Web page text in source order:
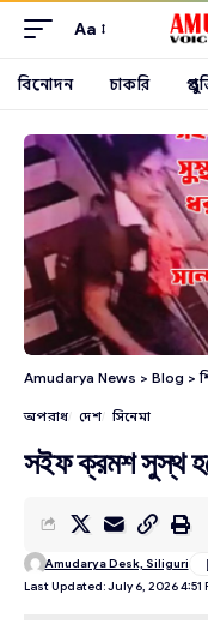
Aa
বিনোদন চাকরি
Amudarya News > Blog >
অপরাধ দেশ সিনেমা
সইফ ক্রমশ সুস্থ
Last Updated: July 6, 2026 4:51
Amudarya Desk, Siliguri